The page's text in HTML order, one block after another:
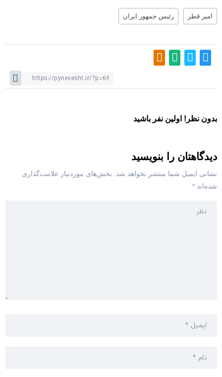
امیر قطر رئیس جمهور ایران
بدون نظر! اولین نفر باشید
دیدگاهتان را بنویسید
نشانی ایمیل شما منتشر نخواهد شد.
بخش‌های موردنیاز علامت‌گذاری
شده‌اند *